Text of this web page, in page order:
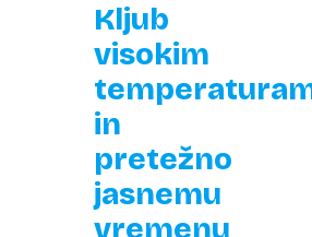
Kljub
visokim
in
pretežno
jasnemu
vremenu